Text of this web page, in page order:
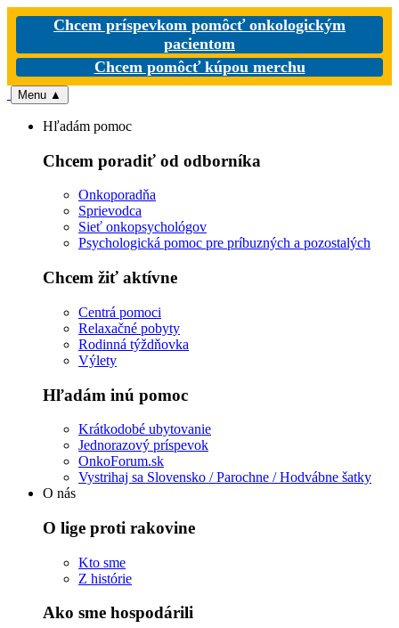
Chcem príspevkom pomôcť onkologickým
pacientom
Chcem pomôcť kúpou merchu
Menu ▲
Hľadám pomoc
Chcem poradiť od odborníka
Onkoporadňa
Sprievodca
Sieť onkopsychológov
Psychologická pomoc pre príbuzných a pozostalých
Chcem žiť aktívne
Centrá pomoci
Relaxačné pobyty
Rodinná týždňovka
Výlety
Hľadám inú pomoc
Krátkodobé ubytovanie
Jednorazový príspevok
OnkoForum.sk
Vystrihaj sa Slovensko / Parochne / Hodvábne šatky
O nás
O lige proti rakovine
Kto sme
Z histórie
Ako sme hospodárili